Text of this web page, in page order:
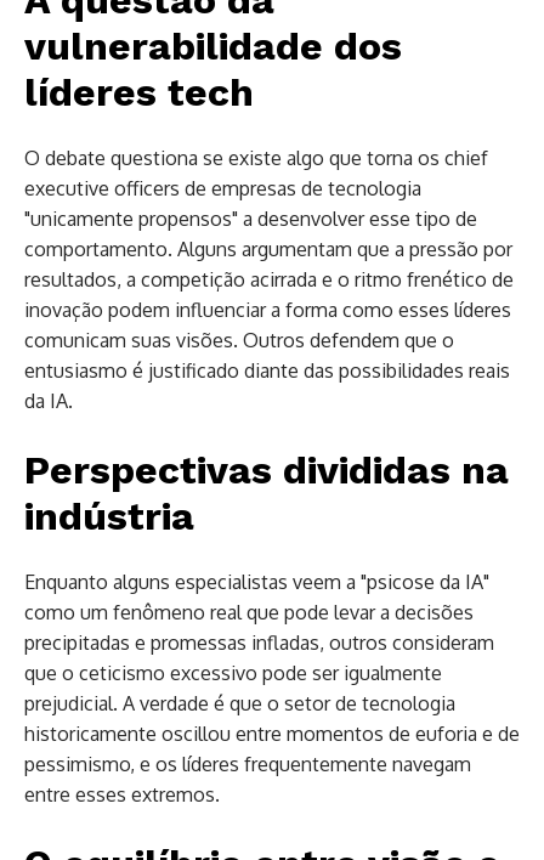
vulnerabilidade dos
líderes tech
O debate questiona se existe algo que torna os chief
executive officers de empresas de tecnologia
"unicamente propensos" a desenvolver esse tipo de
comportamento. Alguns argumentam que a pressão por
resultados, a competição acirrada e o ritmo frenético de
inovação podem influenciar a forma como esses líderes
comunicam suas visões. Outros defendem que o
entusiasmo é justificado diante das possibilidades reais
da IA.
Perspectivas divididas na
indústria
Enquanto alguns especialistas veem a "psicose da IA"
como um fenômeno real que pode levar a decisões
precipitadas e promessas infladas, outros consideram
que o ceticismo excessivo pode ser igualmente
prejudicial. A verdade é que o setor de tecnologia
historicamente oscillou entre momentos de euforia e de
pessimismo, e os líderes frequentemente navegam
entre esses extremos.